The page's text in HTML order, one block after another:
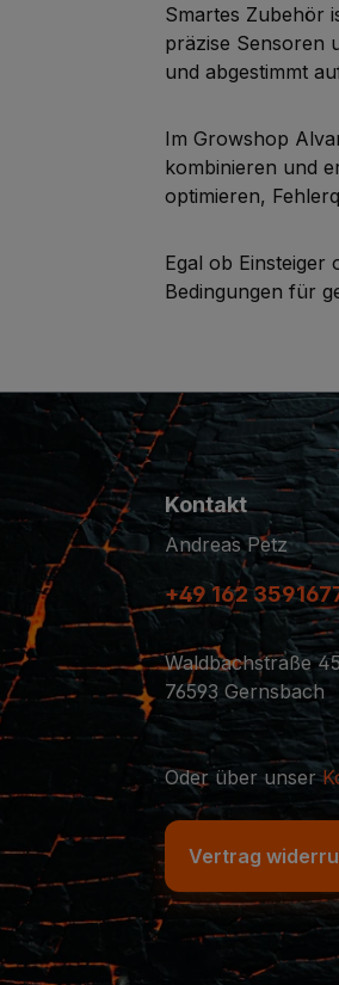
Smartes Zubehör
präzise Sensoren
und abgestimmt
Im Growshop
kombinieren und
optimieren,
Egal ob
Bedingungen für
Kontakt
Andreas Petz
+49 162
Waldbachstraße
76593 Gernsbach
Oder über unser
Vertrag